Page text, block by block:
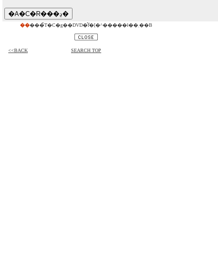
�� ���̃T�C�g��DVD�̂݃f�[�^�����ł��܂��B
<<BACK SEARCH TOP